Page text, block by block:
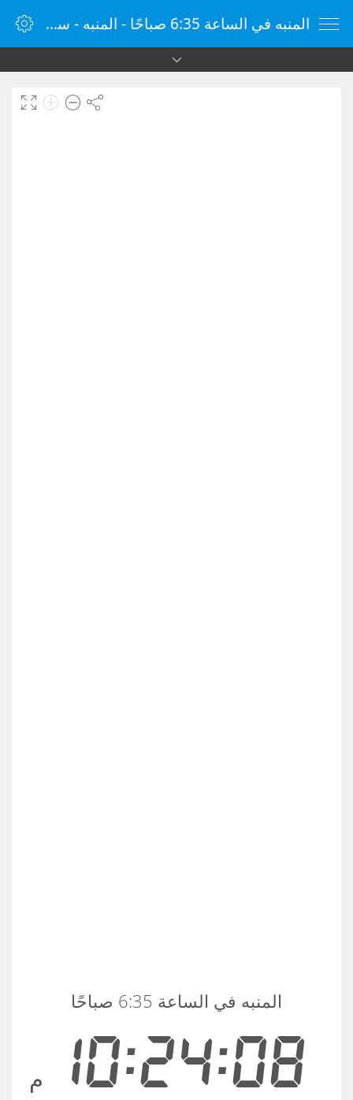
المنبه في الساعة 6:35 صباحًا - المنبه - ساعة منبه الإنترنت
10:24:08 م
المنبه في الساعة 6:35 صباحًا